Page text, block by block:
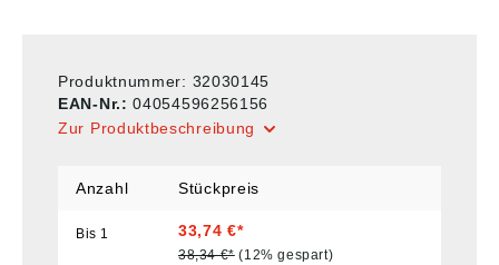
Produktnummer: 32030145
EAN-Nr.:04054596256156
Zur Produktbeschreibung
Anzahl Stückpreis
Bis 1 33,74 €*
38,34 €* (12% gespart)